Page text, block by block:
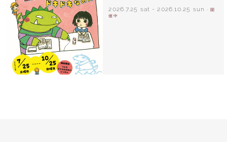
2026.7.25 sat -2026.10.25 sun
- 開
催中